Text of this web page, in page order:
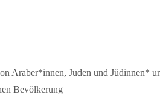
Araber*innen, Juden und Jüdinnen*
Bevölkerung